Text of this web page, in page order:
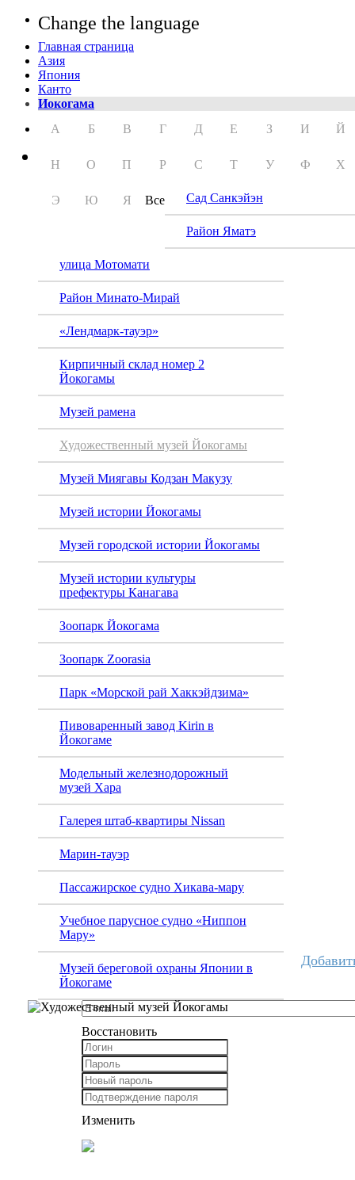
Change the language
Главная страница
Азия
Япония
Канто
Иокогама
А
Б В Г Д Е З И Й
Н О П Р С Т У Ф Х
Э Ю Я Все Сад Санкэйэн
Район Яматэ
улица Мотомати
Район Минато-Мирай
«Лендмарк-тауэр»
Кирпичный склад номер 2
Йокогамы
Музей рамена
Художественный музей Йокогамы
Музей Миягавы Кодзан Макузу
Музей истории Йокогамы
Музей городской истории Йокогамы
Музей истории культуры
префектуры Канагава
Зоопарк Йокогама
Зоопарк Zoorasia
Парк «Морской рай Хаккэйдзима»
Пивоваренный завод Kirin в
Йокогаме
Модельный железнодорожный
музей Хара
Галерея штаб-квартиры Nissan
Марин-тауэр
Пассажирское судно Хикава-мару
Учебное парусное судно «Ниппон
Мару»
Музей береговой охраны Японии в
Йокогаме
Восстановить
Изменить